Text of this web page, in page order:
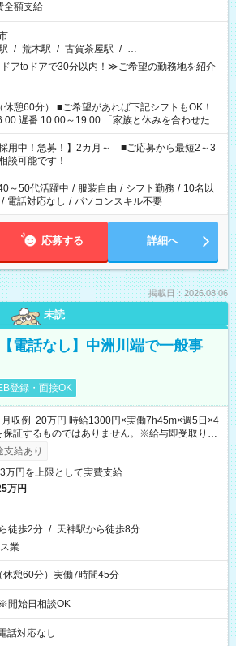
全額支給
/ 荒木駅 / 古賀茶屋駅 / …
アtoドアで30分以内！≫ご希望の勤務地を紹介
あれば下記シフトもOK！
～19:00 「家族と休みを合わせた
って夕飯の準備がしたい」 「できれば残業はし
ご希望を教えてくださいね。 ※Wワーク希望
お仕事で希望する勤務時間と、もう1つのお仕事
計で週40時間を超える場合は応募できません。
採用中！急募！】2カ月～ ■ご応募から最短2～3
談可能です！
～50代活躍中 / 服装自由 / シフト勤務 / 10名以
/ 電話対応なし / パソコンスキル不要
応募する 詳細へ
掲載日：2026.08.06
未読
電話なし】中洲川端で一般事
登録・面接OK
収例 20万円 時給1300円×実働7h45m×週5日×4
証するものではありません。※給与即受取りサ
利用条件有）
支給あり
万円を上限として実費支給
万円
徒歩2分 / 天神駅から徒歩8分
業
憩60分）実働7時間45分
始日相談OK
話対応なし